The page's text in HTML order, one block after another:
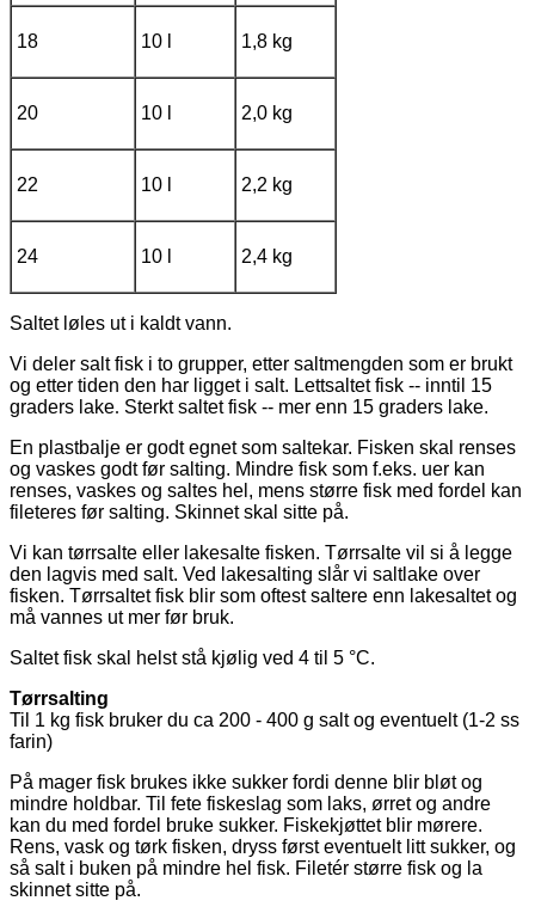
18 10 l 1,8 kg
20 10 l 2,0 kg
22 10 l 2,2 kg
24 10 l 2,4 kg
Saltet løles ut i kaldt vann.
Vi deler salt fisk i to grupper, etter saltmengden som er brukt
og etter tiden den har ligget i salt. Lettsaltet fisk -- inntil 15
graders lake. Sterkt saltet fisk -- mer enn 15 graders lake.
En plastbalje er godt egnet som saltekar. Fisken skal renses
og vaskes godt før salting. Mindre fisk som f.eks. uer kan
renses, vaskes og saltes hel, mens større fisk med fordel kan
fileteres før salting. Skinnet skal sitte på.
Vi kan tørrsalte eller lakesalte fisken. Tørrsalte vil si å legge
den lagvis med salt. Ved lakesalting slår vi saltlake over
fisken. Tørrsaltet fisk blir som oftest saltere enn lakesaltet og
må vannes ut mer før bruk.
Saltet fisk skal helst stå kjølig ved 4 til 5 °C.
Tørrsalting
Til 1 kg fisk bruker du ca 200 - 400 g salt og eventuelt (1-2 ss
farin)
På mager fisk brukes ikke sukker fordi denne blir bløt og
mindre holdbar. Til fete fiskeslag som laks, ørret og andre
kan du med fordel bruke sukker. Fiskekjøttet blir mørere.
Rens, vask og tørk fisken, dryss først eventuelt litt sukker, og
så salt i buken på mindre hel fisk. Filetér større fisk og la
skinnet sitte på.